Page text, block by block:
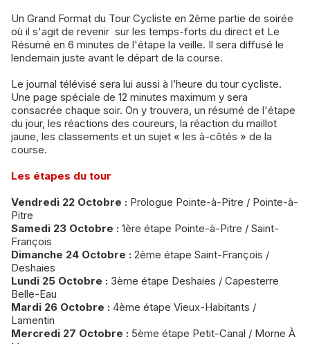
Un Grand Format du Tour Cycliste en 2ème partie de soirée
où il s'agit de revenir sur les temps-forts du direct et Le
Résumé en 6 minutes de l'étape la veille. Il sera diffusé le
lendemain juste avant le départ de la course.
Le journal télévisé sera lui aussi à l’heure du tour cycliste.
Une page spéciale de 12 minutes maximum y sera
consacrée chaque soir. On y trouvera, un résumé de l'étape
du jour, les réactions des coureurs, la réaction du maillot
jaune, les classements et un sujet « les à-côtés » de la
course.
Les étapes du tour
Vendredi 22 Octobre : Prologue Pointe-à-Pitre / Pointe-à-
Pitre
Samedi 23 Octobre : 1ère étape Pointe-à-Pitre / Saint-
François
Dimanche 24 Octobre : 2ème étape Saint-François /
Deshaies
Lundi 25 Octobre : 3ème étape Deshaies / Capesterre
Belle-Eau
Mardi 26 Octobre : 4ème étape Vieux-Habitants /
Lamentin
Mercredi 27 Octobre : 5ème étape Petit-Canal / Morne À